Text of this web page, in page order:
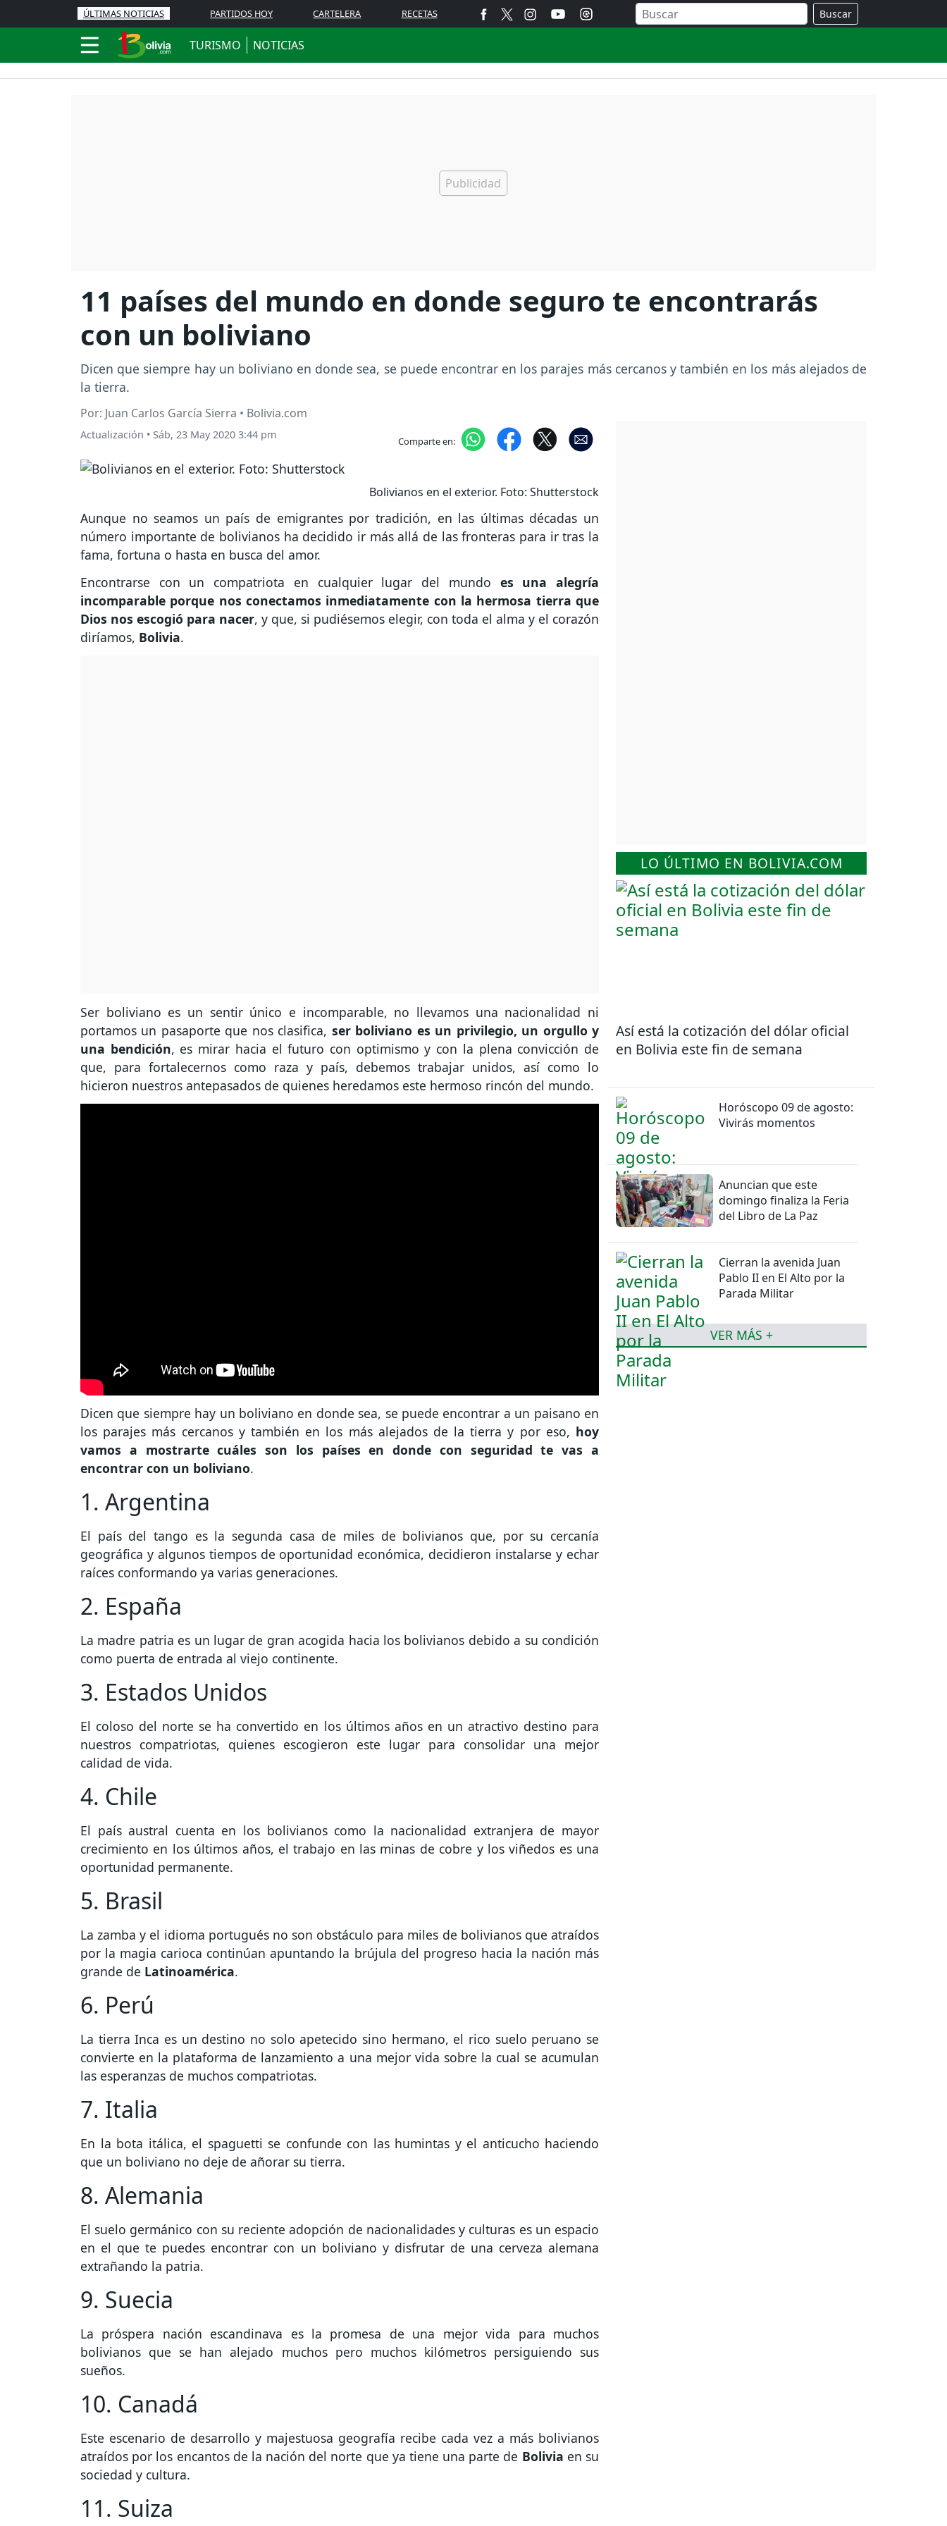
ÚLTIMAS NOTICIAS PARTIDOS HOY CARTELERA RECETAS Buscar
TURISMO NOTICIAS
11 países del mundo en donde seguro te encontrarás
con un boliviano
Dicen que siempre hay un boliviano en donde sea, se puede encontrar en los parajes más cercanos y también en los más alejados de
la tierra.
Por: Juan Carlos García Sierra • Bolivia.com
Actualización • Sáb, 23 May 2020 3:44 pm Comparte en:
Bolivianos en el exterior. Foto: Shutterstock
Aunque no seamos un país de emigrantes por tradición, en las últimas décadas un
número importante de bolivianos ha decidido ir más allá de las fronteras para ir tras la
fama, fortuna o hasta en busca del amor.
Encontrarse con un compatriota en cualquier lugar del mundo es una alegría
incomparable porque nos conectamos inmediatamente con la hermosa tierra que
Dios nos escogió para nacer, y que, si pudiésemos elegir, con toda el alma y el corazón
diríamos, Bolivia.
Ser boliviano es un sentir único e incomparable, no llevamos una nacionalidad ni
portamos un pasaporte que nos clasifica, ser boliviano es un privilegio, un orgullo y
una bendición, es mirar hacia el futuro con optimismo y con la plena convicción de
que, para fortalecernos como raza y país, debemos trabajar unidos, así como lo
hicieron nuestros antepasados de quienes heredamos este hermoso rincón del mundo.
Dicen que siempre hay un boliviano en donde sea, se puede encontrar a un paisano en
los parajes más cercanos y también en los más alejados de la tierra y por eso, hoy
vamos a mostrarte cuáles son los países en donde con seguridad te vas a
encontrar con un boliviano.
1. Argentina
El país del tango es la segunda casa de miles de bolivianos que, por su cercanía
geográfica y algunos tiempos de oportunidad económica, decidieron instalarse y echar
raíces conformando ya varias generaciones.
2. España
La madre patria es un lugar de gran acogida hacia los bolivianos debido a su condición
como puerta de entrada al viejo continente.
3. Estados Unidos
El coloso del norte se ha convertido en los últimos años en un atractivo destino para
nuestros compatriotas, quienes escogieron este lugar para consolidar una mejor
calidad de vida.
4. Chile
El país austral cuenta en los bolivianos como la nacionalidad extranjera de mayor
crecimiento en los últimos años, el trabajo en las minas de cobre y los viñedos es una
oportunidad permanente.
5. Brasil
La zamba y el idioma portugués no son obstáculo para miles de bolivianos que atraídos
por la magia carioca continúan apuntando la brújula del progreso hacia la nación más
grande de Latinoamérica.
6. Perú
La tierra Inca es un destino no solo apetecido sino hermano, el rico suelo peruano se
convierte en la plataforma de lanzamiento a una mejor vida sobre la cual se acumulan
las esperanzas de muchos compatriotas.
7. Italia
En la bota itálica, el spaguetti se confunde con las humintas y el anticucho haciendo
que un boliviano no deje de añorar su tierra.
8. Alemania
El suelo germánico con su reciente adopción de nacionalidades y culturas es un espacio
en el que te puedes encontrar con un boliviano y disfrutar de una cerveza alemana
extrañando la patria.
9. Suecia
La próspera nación escandinava es la promesa de una mejor vida para muchos
bolivianos que se han alejado muchos pero muchos kilómetros persiguiendo sus
sueños.
10. Canadá
Este escenario de desarrollo y majestuosa geografía recibe cada vez a más bolivianos
atraídos por los encantos de la nación del norte que ya tiene una parte de Bolivia en su
sociedad y cultura.
11. Suiza
LO ÚLTIMO EN BOLIVIA.COM
Así está la cotización del dólar oficial
en Bolivia este fin de semana
Horóscopo 09 de agosto:
Vivirás momentos
Anuncian que este
domingo finaliza la Feria
del Libro de La Paz
Cierran la avenida Juan
Pablo II en El Alto por la
Parada Militar
VER MÁS +